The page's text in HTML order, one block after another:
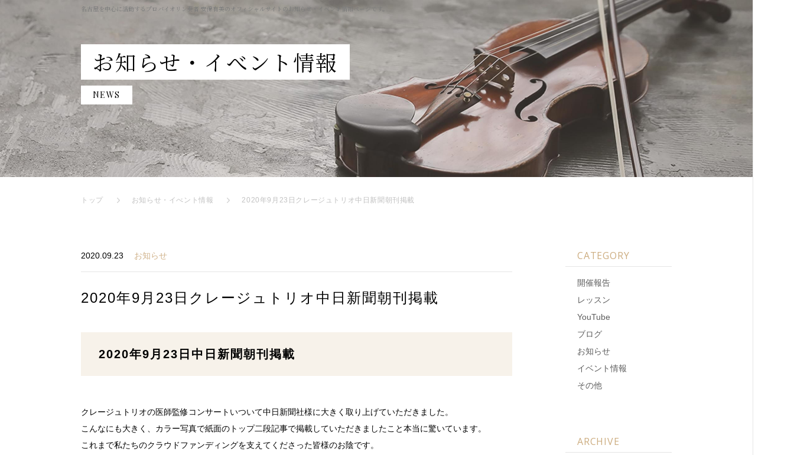
名古屋を中心に活動するプロバイオリン奏者 安保有美のオフィシャルサイトのお知らせ・イベント情報ページです。
お知らせ・イべント情報
NEWS
トップ お知らせ・イべント情報 2020年9月23日クレージュトリオ中日新聞朝刊掲載
2020.09.23 お知らせ
2020年9月23日クレージュトリオ中日新聞朝刊掲載
2020年9月23日中日新聞朝刊掲載
クレージュトリオの医師監修コンサートいついて中日新聞社様に大きく取り上げていただきました。
こんなにも大きく、カラー写真で紙面のトップ二段記事で掲載していただきましたこと本当に驚いています。
これまで私たちのクラウドファンディングを支えてくださった皆様のお陰です。
CATEGORY
開催報告
レッスン
YouTube
ブログ
お知らせ
イベント情報
その他
ARCHIVE